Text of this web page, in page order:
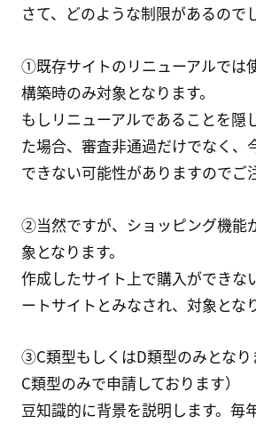
さて、どのような制限があるので
①既存サイトのリニューアルでは
構築時のみ対象となります。
もしリニューアルであることを隠
た場合、審査非通過だけでなく、
できない可能性がありますのでご
②当然ですが、ショッピング機能
象となります。
作成したサイト上で購入ができな
ートサイトとみなされ、対象とな
③C類型もしくはD類型のみとなり
C類型のみで申請しております）
豆知識的に背景を説明します。毎